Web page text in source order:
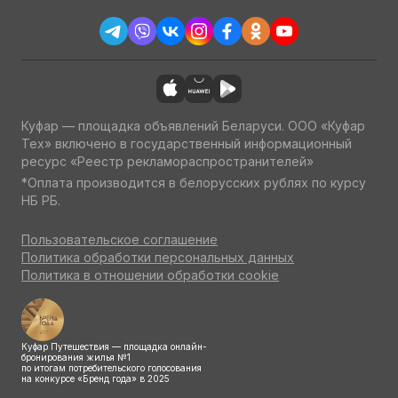
Куфар — площадка объявлений Беларуси. ООО «Куфар
Тех» включено в государственный информационный
ресурс «Реестр рекламораспространителей»
*Оплата производится в белорусских рублях по курсу
НБ РБ.
Пользовательское соглашение
Политика обработки персональных данных
Политика в отношении обработки cookie
Куфар Путешествия — площадка онлайн-
бронирования жилья №1
по итогам потребительского голосования
на конкурсе «Бренд года» в 2025